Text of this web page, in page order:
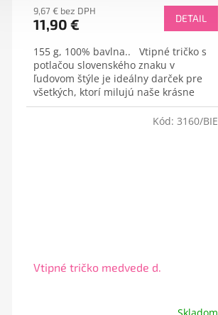
9,67 € bez DPH
11,90 € DETAIL
155 g, 100% bavlna.. Vtipné tričko s
potlačou slovenského znaku v
ľudovom štýle je ideálny darček pre
všetkých, ktorí milujú naše krásne
Slovensko a sú na to...
Vtipné tričko medvede d.
Kód: 3160/BIE